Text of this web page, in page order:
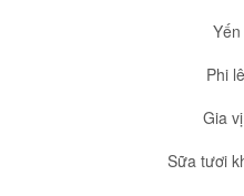
Phi
Gia
Sữa tươi